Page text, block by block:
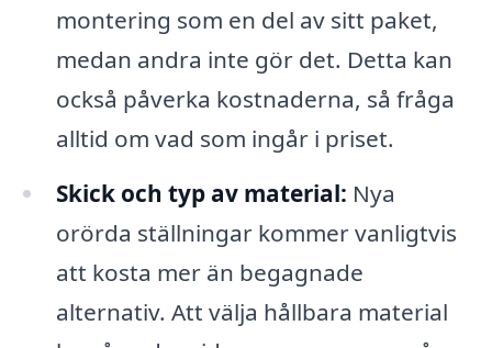
montering som en del av sitt paket,
medan andra inte gör det. Detta kan
också påverka kostnaderna, så fråga
alltid om vad som ingår i priset.
Skick och typ av material: Nya
orörda ställningar kommer vanligtvis
att kosta mer än begagnade
alternativ. Att välja hållbara material